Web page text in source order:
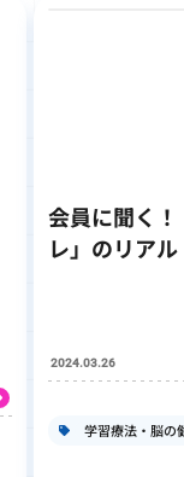
会員に聞く
レ」のリアル
2024.03.26
学習療法・脳の